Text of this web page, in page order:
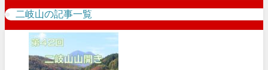
二岐山の記事一覧